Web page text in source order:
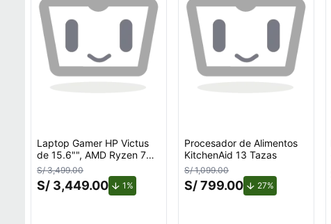
Laptop Gamer HP Victus
de 15.6"", AMD Ryzen 7
7445H, NVIDIA GeForce
RTX 3050, 16GB RAM,
disco sólido de 512GB,
S/ 3,499.00
S/ 3,449.00 1% de descuento.
Procesador de Alimentos
KitchenAid 13 Tazas
S/ 1,099.00
S/ 799.00 27%